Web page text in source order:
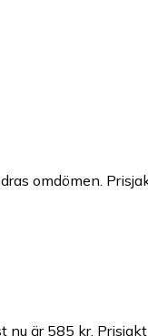
omdömen.
nu är 585 kr.